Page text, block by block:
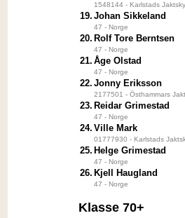
1548144 - Karlstads
19. Johan Sikkeland
47 - Norge
20. Rolf Tore Berntsen
47 - Norge
21. Åge Olstad
47 - Norge
22. Jonny Eriksson
2177501 - Östhammars
23. Reidar Grimestad
47 - Norge
24. Ville Mark
01777930 - Karlstads
25. Helge Grimestad
47 - Norge
26. Kjell Haugland
47 - Norge
Klasse 70+